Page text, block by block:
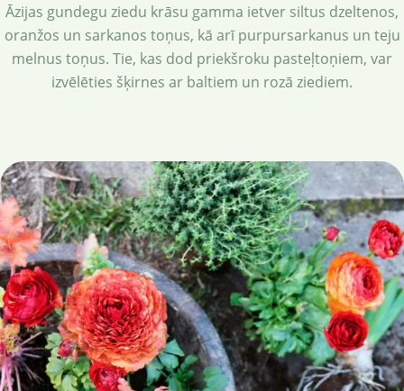
Āzijas gundegu ziedu krāsu gamma ietver siltus dzeltenos,
oranžos un sarkanos toņus, kā arī purpursarkanus un teju
melnus toņus. Tie, kas dod priekšroku pasteļtoņiem, var
izvēlēties šķirnes ar baltiem un rozā ziediem.